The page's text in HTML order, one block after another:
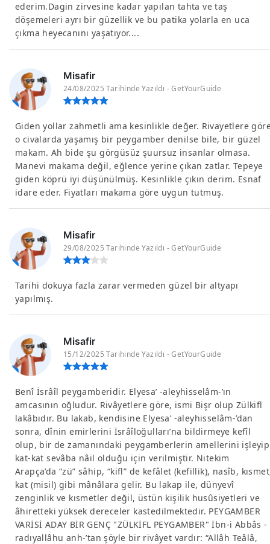
ederim.Dagin zirvesine kadar yapılan tahta ve taş
döşemeleri ayrı bir güzellik ve bu patika yolarla en uca
çıkma heyecanını yaşatıyor....
Misafir
24/08/2025 Tarihinde Yazıldı - GetYourGuide
Giden yollar zahmetli ama kesinlikle değer. Rivayetlere
o civalarda yaşamış bir peygamber denilse bile, bir güzel
makam. Ah bide şu görgüsüz şuursuz insanlar olmasa.
Manevi makama değil, eğlence yerine çıkan zatlar. Tepeye
giden köprü iyi düşünülmüş. Kesinlikle çıkın derim. Esnaf
idare eder. Fiyatları makama göre uygun tutmuş.
Misafir
29/08/2025 Tarihinde Yazıldı - GetYourGuide
Tarihi dokuya fazla zarar vermeden güzel bir altyapı
yapılmış.
Misafir
15/12/2025 Tarihinde Yazıldı - GetYourGuide
Benî İsrâîl peygamberidir. Elyesa’ -aleyhisselâm-’ın
amcasının oğludur. Rivâyetlere göre, ismi Bişr olup Zülkifl
lakâbıdır. Bu lakab, kendisine Elyesa’ -aleyhisselâm-’dan
sonra, dînin emirlerini İsrâîloğulları’na bildirmeye kefîl
olup, bir de zamanındaki peygamberlerin amellerini işleyip
kat-kat sevâba nâil olduğu için verilmiştir. Nitekim
Arapça’da “zü” sâhip, “kifl” de kefâlet (kefillik), nasîb,
kat (misil) gibi mânâlara gelir. Bu lakap ile, dünyevî
zenginlik ve kısmetler değil, üstün kişilik husûsiyetleri ve
âhiretteki yüksek dereceler kastedilmektedir. PEYGAMBER
VARİSİ ADAY BİR GENÇ "ZÜLKİFL PEYGAMBER" İbn-i Abbâs -
radıyallâhu anh-’tan şöyle bir rivâyet vardır: “Allâh Teâlâ,